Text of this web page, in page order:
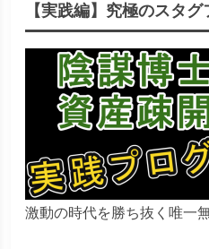
【実践編】究極のスタ
激動の時代を勝ち抜く唯一